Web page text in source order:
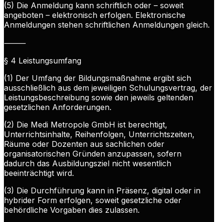
(5) Die Anmeldung kann schriftlich oder – soweit
angeboten – elektronisch erfolgen. Elektronische
Anmeldungen stehen schriftlichen Anmeldungen gleich.
⸻
§ 4 Leistungsumfang
(1) Der Umfang der Bildungsmaßnahme ergibt sich
ausschließlich aus dem jeweiligen Schulungsvertrag, der
Leistungsbeschreibung sowie den jeweils geltenden
gesetzlichen Anforderungen.
(2) Die Medi Metropole GmbH ist berechtigt,
Unterrichtsinhalte, Reihenfolgen, Unterrichtszeiten,
Räume oder Dozenten aus sachlichen oder
organisatorischen Gründen anzupassen, sofern
dadurch das Ausbildungsziel nicht wesentlich
beeinträchtigt wird.
(3) Die Durchführung kann in Präsenz, digital oder in
hybrider Form erfolgen, soweit gesetzliche oder
behördliche Vorgaben dies zulassen.